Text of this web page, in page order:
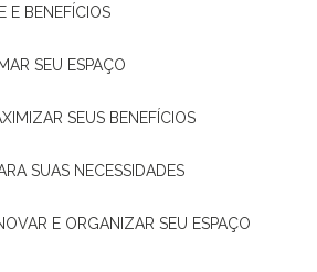
E BENEFÍCIOS
SEU ESPAÇO
SEUS BENEFÍCIOS
SUAS NECESSIDADES
E ORGANIZAR SEU ESPAÇO